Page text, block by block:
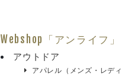
Webshop「アンライフ」
アウトドア
アパレル（メンズ・レディ